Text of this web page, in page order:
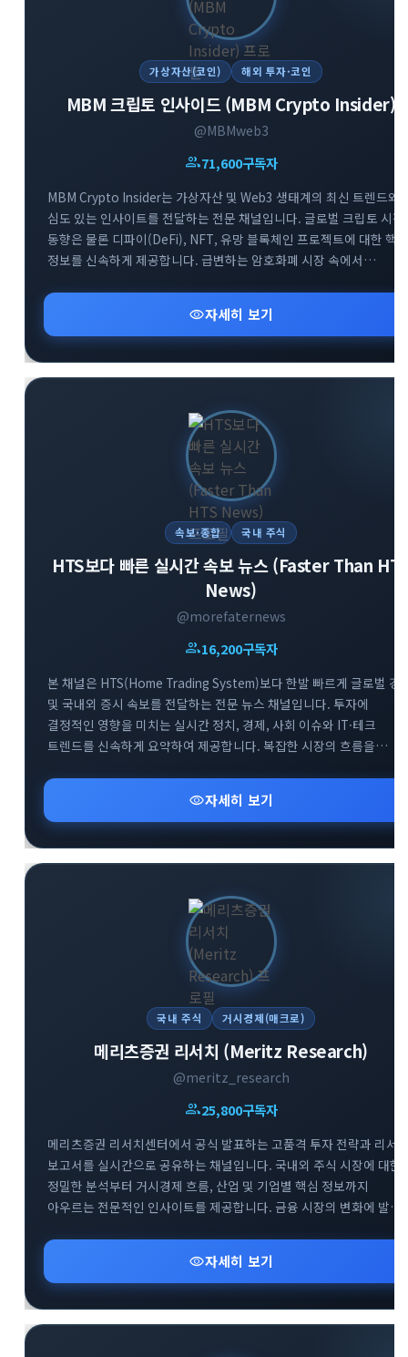
가상자산(코인) 해외 투자·코인
MBM 크립토 인사이드 (MBM Crypto Insider)
@MBMweb3
group71,600구독자
MBM Crypto Insider는 가상자산 및 Web3 생태계의 최신 트렌드와
심도 있는 인사이트를 전달하는 전문 채널입니다. 글로벌 크립토 시장
동향은 물론 디파이(DeFi), NFT, 유망 블록체인 프로젝트에 대한 핵심
정보를 신속하게 제공합니다. 급변하는 암호화폐 시장 속에서
데이터를 공유합니다. Web3 흐름을 가장 빠르게 파악하고 성공적인
투자 전략을 세우고 싶다면 MBM 채널과 함께하세요.
visibility자세히 보기
속보·종합 국내 주식
HTS보다 빠른 실시간 속보 뉴스 (Faster Than
News)
@morefaternews
group16,200구독자
본 채널은 HTS(Home Trading System)보다 한발 빠르게 글로벌 경
및 국내외 증시 속보를 전달하는 전문 뉴스 채널입니다. 투자에
결정적인 영향을 미치는 실시간 정치, 경제, 사회 이슈와 IT·테크
트렌드를 신속하게 요약하여 제공합니다. 복잡한 시장의 흐름을
빠르고 정확한 정보를 엄선하여 공유합니다. 급변하는 시장 속에서
최고의 정보 경쟁력을 확보해 보세요.
visibility자세히 보기
국내 주식 거시경제(매크로)
메리츠증권 리서치 (Meritz Research)
@meritz_research
group25,800구독자
메리츠증권 리서치센터에서 공식 발표하는 고품격 투자 전략과 리서
보고서를 실시간으로 공유하는 채널입니다. 국내외 주식 시장에 대한
정밀한 분석부터 거시경제 흐름, 산업 및 기업별 핵심 정보까지
아우르는 전문적인 인사이트를 제공합니다. 금융 시장의 변화에 발
높은 데이터를 엄선하여 전달해 드립니다.
visibility자세히 보기